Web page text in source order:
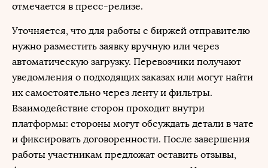
отмечается в пресс-релизе.
Уточняется, что для работы с биржей отправителю
нужно разместить заявку вручную или через
автоматическую загрузку. Перевозчики получают
уведомления о подходящих заказах или могут найти
их самостоятельно через ленту и фильтры.
Взаимодействие сторон проходит внутри
платформы: стороны могут обсуждать детали в чате
и фиксировать договоренности. После завершения
работы участникам предложат оставить отзывы,